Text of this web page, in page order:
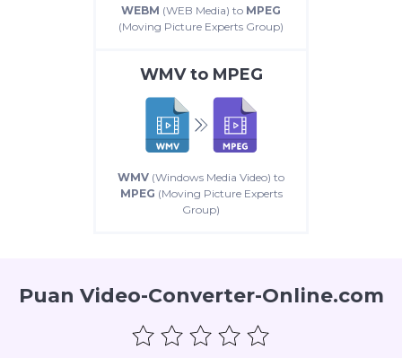
WEBM (WEB Media) to MPEG
(Moving Picture Experts Group)
WMVto MPEG
WMV (Windows Media Video) to
MPEG (Moving Picture Experts
Group)
Puan Video-Converter-Online.com